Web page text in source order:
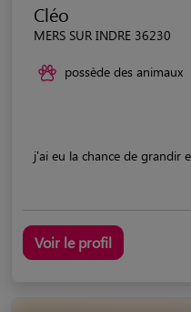
Cléo
MERS SUR INDRE 36230
possède des animaux
j'ai eu la chance de grandir
Voir le profil